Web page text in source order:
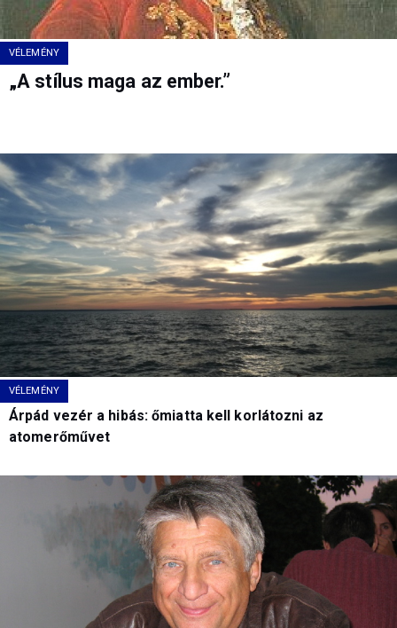
VÉLEMÉNY
„A stílus maga az ember.”
VÉLEMÉNY
Árpád vezér a hibás: őmiatta kell korlátozni az
atomerőművet